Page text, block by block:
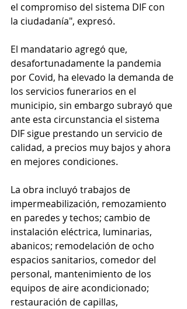
el compromiso del sistema DIF con
la ciudadanía", expresó.
El mandatario agregó que,
desafortunadamente la pandemia
por Covid, ha elevado la demanda de
los servicios funerarios en el
municipio, sin embargo subrayó que
ante esta circunstancia el sistema
DIF sigue prestando un servicio de
calidad, a precios muy bajos y ahora
en mejores condiciones.
La obra incluyó trabajos de
impermeabilización, remozamiento
en paredes y techos; cambio de
instalación eléctrica, luminarias,
abanicos; remodelación de ocho
espacios sanitarios, comedor del
personal, mantenimiento de los
equipos de aire acondicionado;
restauración de capillas,